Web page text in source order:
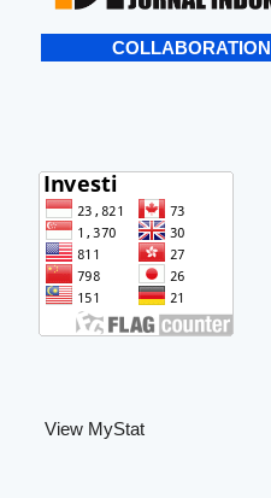
COLLABORATION
View MyStat